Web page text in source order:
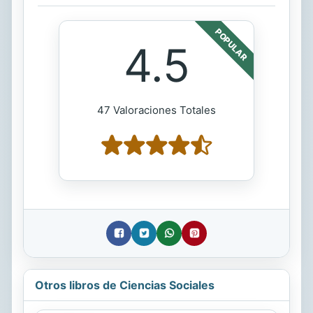
POPULAR
4.5
47 Valoraciones Totales
Otros libros de Ciencias Sociales